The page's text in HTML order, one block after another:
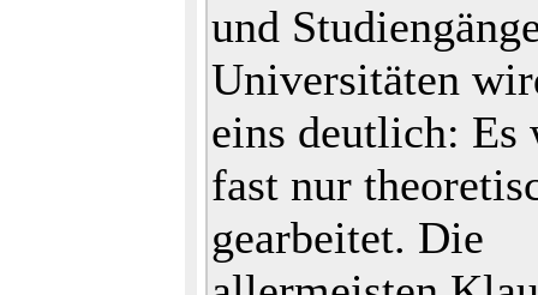
und
Universitäten
eins deutlich: Es
fast nur
gearbeitet. Die